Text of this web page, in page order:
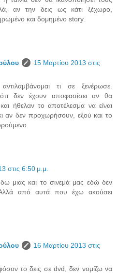
αν την δεις ως κάτι ξέχωρο,
και δομημένο story.
15 Μαρτίου 2013 στις
τι σε ξενέρωσε.
δεν έχουν αποφασίσει αν θα
ήθελαν το αποτέλεσμα να είναι
αν δεν προχωρήσουν, εξού και το
στις 6:50 μ.μ.
μιας και το σινεμά μας εδώ δεν
από αυτά που έχω ακούσει
16 Μαρτίου 2013 στις
το δεις σε dvd, δεν νομίζω να